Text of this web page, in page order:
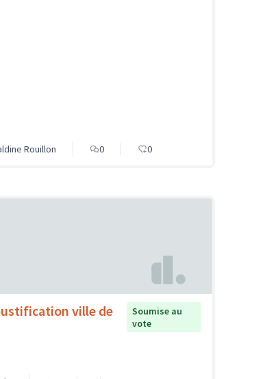
Rouillon 0 0
ville de
Soumise au
vote